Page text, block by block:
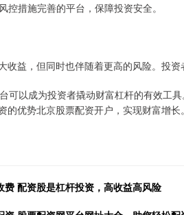
控措施完善的平台，保障投资安全。
收益，但同时也伴随着更高的风险。投
可以成为投资者撬动财富杠杆的有效工
的优势北京股票配资开户，实现财富增长。
费 配资股是杠杆投资，高收益高风险